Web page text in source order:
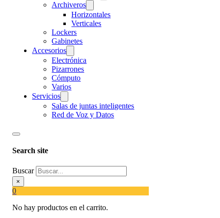
Archiveros
Horizontales
Verticales
Lockers
Gabinetes
Accesorios
Electrónica
Pizarrones
Cómputo
Varios
Servicios
Salas de juntas inteligentes
Red de Voz y Datos
Search site
Buscar
×
0
No hay productos en el carrito.